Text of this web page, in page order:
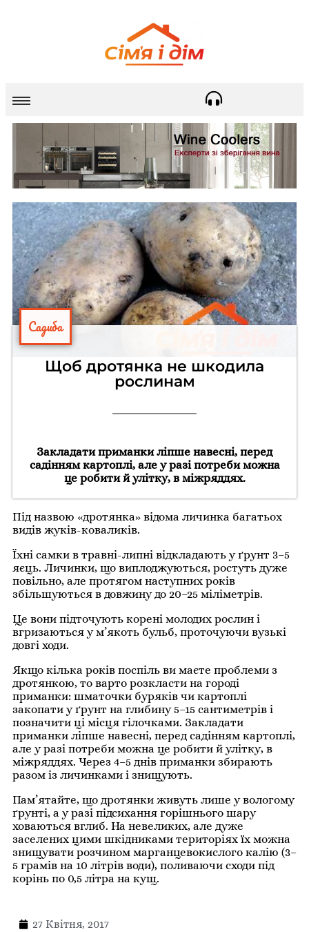
Садиба
Щоб дротянка не шкодила
рослинам
Закладати приманки ліпше навесні, перед
садінням картоплі, але у разі потреби можна
це робити й улітку, в міжряддях.
Під назвою «дротянка» відома личинка багатьох
видів жуків-коваликів.
Їхні самки в травні-липні відкладають у ґрунт 3–5
яєць. Личинки, що виплоджуються, ростуть дуже
повільно, але протягом наступних років
збільшуються в довжину до 20–25 міліметрів.
Це вони підточують корені молодих рослин і
вгризаються у м’якоть бульб, проточуючи вузькі
довгі ходи.
Якщо кілька років поспіль ви маєте проблеми з
дротянкою, то варто розкласти на городі
приманки: шматочки буряків чи картоплі
закопати у ґрунт на глибину 5–15 сантиметрів і
позначити ці місця гілочками. Закладати
приманки ліпше навесні, перед садінням картоплі,
але у разі потреби можна це робити й улітку, в
міжряддях. Через 4–5 днів приманки збирають
разом із личинками і знищують.
Пам’ятайте, що дротянки живуть лише у вологому
ґрунті, а у разі підсихання горішнього шару
ховаються вглиб. На невеликих, але дуже
заселених цими шкідниками територіях їх можна
знищувати розчином марганцевокислого калію (3–
5 грамів на 10 літрів води), поливаючи сходи під
корінь по 0,5 літра на кущ.
27 Квітня, 2017